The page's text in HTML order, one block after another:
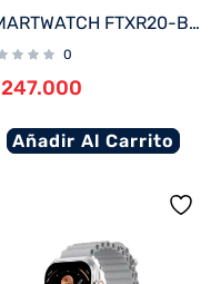
SMARTWATCH FTXR20-BB 57MM AZUL ANDROID/IOS/BT/FREC. CARD
0
247.000
Añadir Al Carrito